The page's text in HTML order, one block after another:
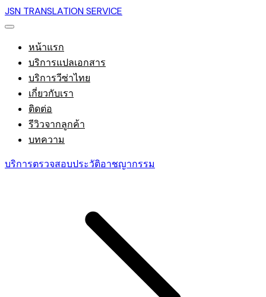
JSN TRANSLATION SERVICE
หน้าแรก
บริการแปลเอกสาร
บริการวีซ่าไทย
เกี่ยวกับเรา
ติดต่อ
รีวิวจากลูกค้า
บทความ
บริการตรวจสอบประวัติอาชญากรรม